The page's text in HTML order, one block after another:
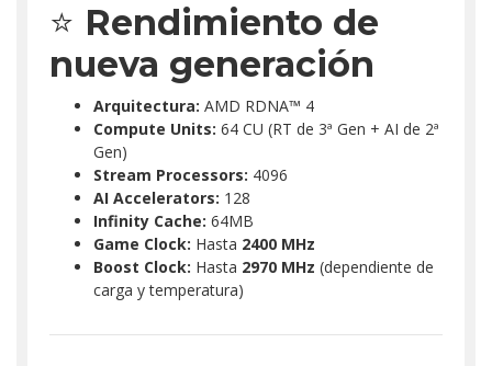
⭐ Rendimiento de
nueva generación
Arquitectura: AMD RDNA™ 4
Compute Units: 64 CU (RT de 3ª Gen + AI de 2ª
Gen)
Stream Processors: 4096
AI Accelerators: 128
Infinity Cache: 64MB
Game Clock: Hasta 2400 MHz
Boost Clock: Hasta 2970 MHz (dependiente de
carga y temperatura)